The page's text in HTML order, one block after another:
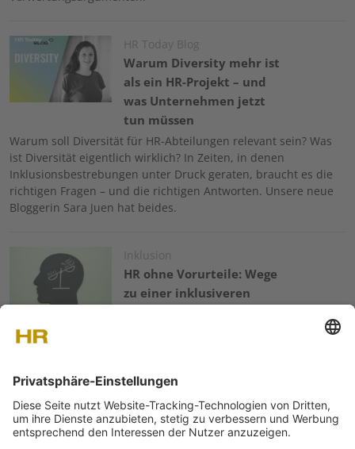
Image HR Today Blog
Warum Diversity mehr ist
als ein HR-Projekt – und
was Unternehmen jetzt
tun müssen
Warum soll Diversität für HR-Abteilungen relevant sein? Was
ist Diversität eigentlich wirklich? In Zeiten, in denen
Inklusionsbestrebungen unter Druck geraten, braucht es die
richtigen Fragen – und die richtigen Antworten. Unsere neue
Bloggerin Sara Juen hat beides.
Inklusion
HR ohne Vorurteile: Wege
zu einer inklusiveren
«Rassistisch? Frauenfeindlich? Homophob? Ich doch nicht!».
unbewusst sind. Wie man das «Schubladendenken» überlisten
kann.